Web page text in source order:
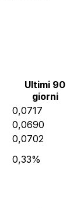
Ultimi 90
giorni
0,0717
0,0690
0,0702
0,33%